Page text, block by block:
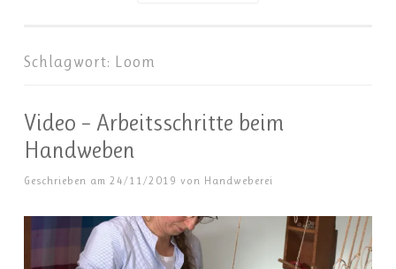
Schlagwort: Loom
Video – Arbeitsschritte beim
Handweben
Geschrieben am 24/11/2019 von Handweberei